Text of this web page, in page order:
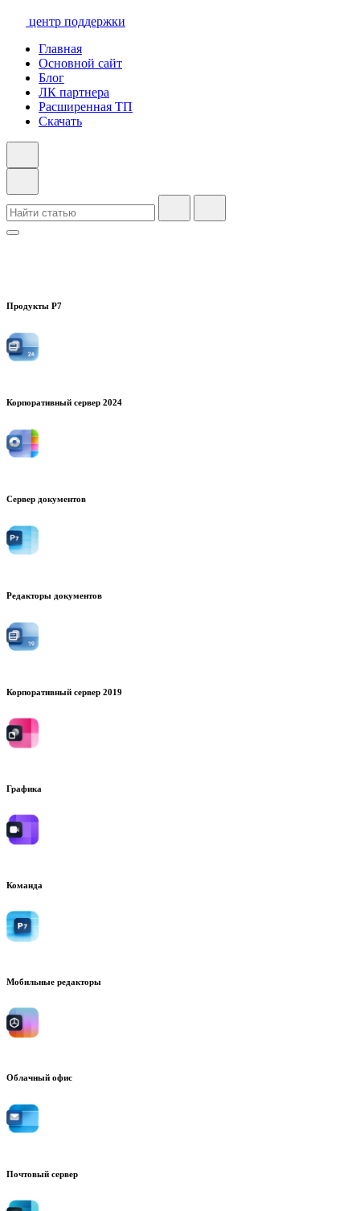
центр поддержки
Главная
Основной сайт
Блог
ЛК партнера
Расширенная ТП
Скачать
Продукты Р7
Корпоративный сервер 2024
Сервер документов
Редакторы документов
Корпоративный сервер 2019
Графика
Команда
Мобильные редакторы
Облачный офис
Почтовый сервер